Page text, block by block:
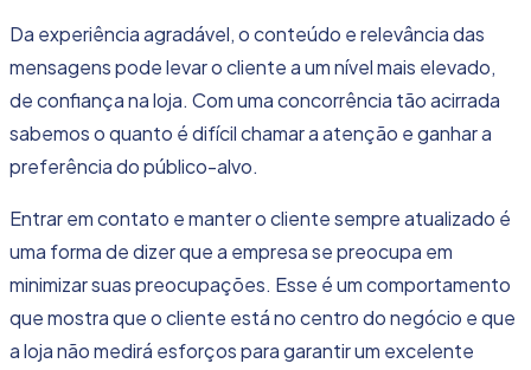
Da experiência agradável, o conteúdo e relevância das
mensagens pode levar o cliente a um nível mais elevado,
de confiança na loja. Com umaconcorrência tão acirrada
sabemos o quanto é difícil chamar a atenção e ganhar a
preferência do público-alvo.
Entrar em contato e manter o cliente sempre atualizado é
uma forma de dizer que a empresa se preocupa em
minimizar suas preocupações. Esse é um comportamento
que mostra que o cliente está no centro do negócio e que
a loja não medirá esforços para garantir um excelente